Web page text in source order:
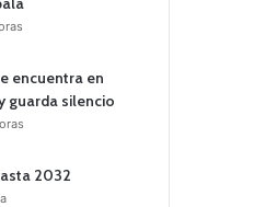
encuentra en
guarda silencio
2032